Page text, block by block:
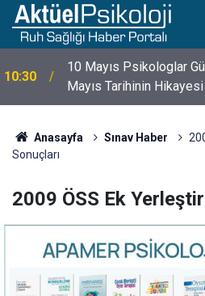
10:30
10 Mayıs Psikologlar
Mayıs Tarihinin Hikayesi
Anasayfa Sınav Haber
Sonuçları
2009 ÖSS Ek